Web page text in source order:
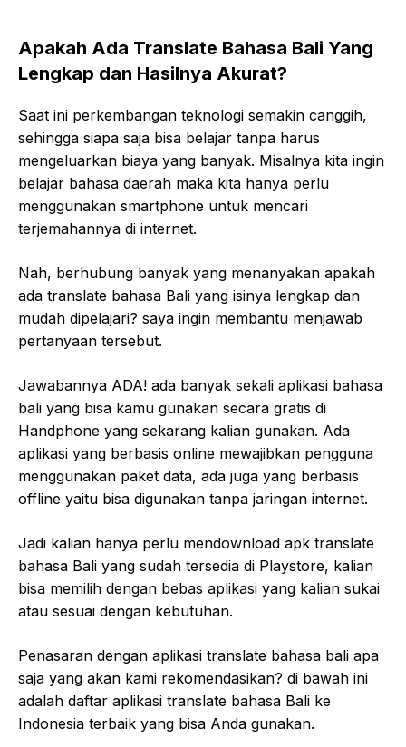
Apakah Ada Translate Bahasa Bali Yang
Lengkap dan Hasilnya Akurat?
Saat ini perkembangan teknologi semakin canggih,
sehingga siapa saja bisa belajar tanpa harus
mengeluarkan biaya yang banyak. Misalnya kita ingin
belajar bahasa daerah maka kita hanya perlu
menggunakan smartphone untuk mencari
terjemahannya di internet.
Nah, berhubung banyak yang menanyakan apakah
ada translate bahasa Bali yang isinya lengkap dan
mudah dipelajari? saya ingin membantu menjawab
pertanyaan tersebut.
Jawabannya ADA! ada banyak sekali aplikasi bahasa
bali yang bisa kamu gunakan secara gratis di
Handphone yang sekarang kalian gunakan. Ada
aplikasi yang berbasis online mewajibkan pengguna
menggunakan paket data, ada juga yang berbasis
offline yaitu bisa digunakan tanpa jaringan internet.
Jadi kalian hanya perlu mendownload apk translate
bahasa Bali yang sudah tersedia di Playstore, kalian
bisa memilih dengan bebas aplikasi yang kalian sukai
atau sesuai dengan kebutuhan.
Penasaran dengan aplikasi translate bahasa bali apa
saja yang akan kami rekomendasikan? di bawah ini
adalah daftar aplikasi translate bahasa Bali ke
Indonesia terbaik yang bisa Anda gunakan.